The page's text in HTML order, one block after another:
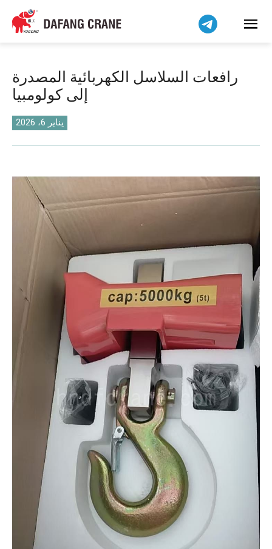
رافعات السلاسل الكهربائية المصدرة
إلى كولومبيا
يناير 6، 2026
Bahasa Indonesia
Bahasa Melayu
বাংলা
فارسی
Pilipino
اردو
Čeština
Беларуская мова
Kiswahili
Dansk
O‘zbekcha